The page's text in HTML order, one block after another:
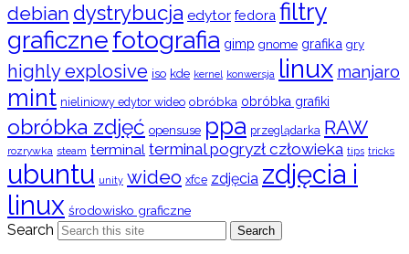
debian dystrybucja edytor fedora filtry
graficznefotografia gimp gnome grafika gry
highly explosive iso kde kernel konwersja linux manjaro
mint nieliniowy edytor wideo obróbka obróbka grafiki
obróbka zdjęć opensuse ppa przeglądarka RAW
rozrywka steam terminal terminal pogryzł człowieka tips tricks
ubuntu unity wideo xfce zdjęcia zdjęcia i
linux środowisko graficzne
Search Search